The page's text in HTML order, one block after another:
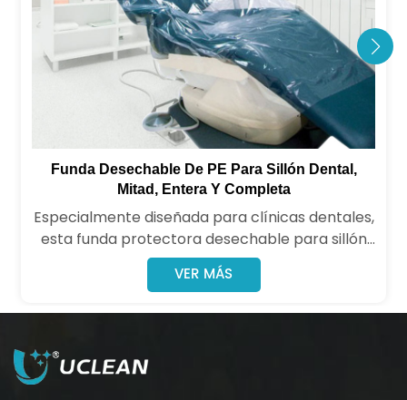
Funda Desechable De PE Para Sillón Dental,
Mitad, Entera Y Completa
Especialmente diseñada para clínicas dentales,
esta funda protectora desechable para sillón
está hecha de polietileno (PE). Aísla
eficazmente fluidos corporales, polvo y
VER MÁS